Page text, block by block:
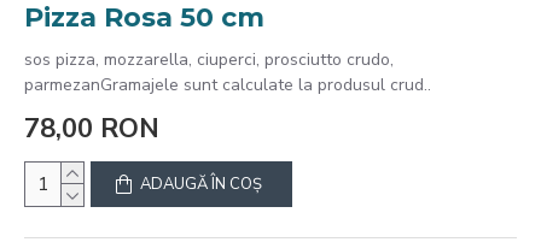
Pizza Rosa 50 cm
sos pizza, mozzarella, ciuperci, prosciutto crudo,
parmezanGramajele sunt calculate la produsul crud..
78,00 RON
ADAUGĂ ÎN COŞ